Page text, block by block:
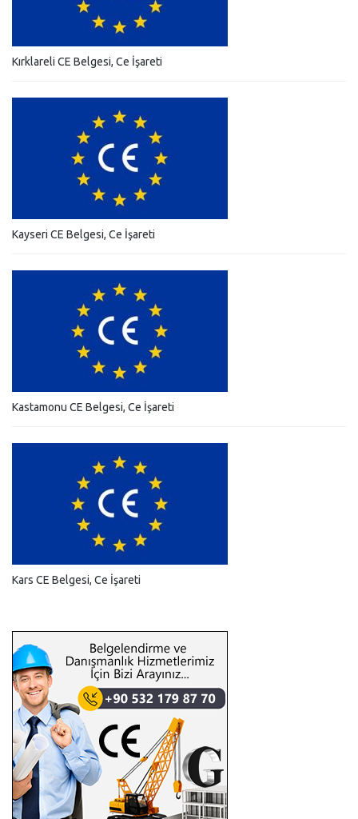
Kırklareli CE Belgesi, Ce İşareti
Kayseri CE Belgesi, Ce İşareti
Kastamonu CE Belgesi, Ce İşareti
Kars CE Belgesi, Ce İşareti